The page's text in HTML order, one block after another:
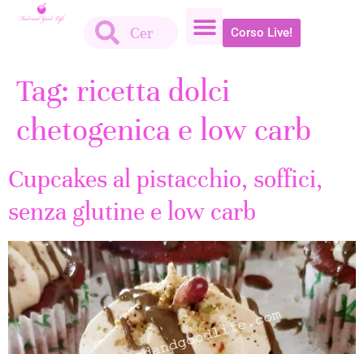
Corso Live!
Tag: ricetta dolci
chetogenica e low carb
Cupcakes al pistacchio, soffici,
senza glutine e low carb